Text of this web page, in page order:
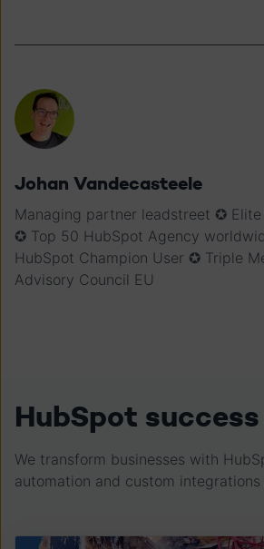
Johan Vandecasteele
Managing partner leadstreet ✪
✪ Top 50 HubSpot Agency
HubSpot Champion User ✪ Triple
Advisory Council EU
HubSpot
We transform businesses with
automation and custom